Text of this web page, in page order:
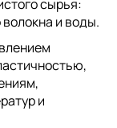
сырья:
и воды.
и